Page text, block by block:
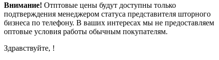
Внимание! Отптовые цены будут доступны только
подтверждения менеджером статуса представителя шторного
бизнеса по телефону. В ваших интересах мы не предоставляем
оптовые условия работы обычным покупателям.
Здравствуйте, !